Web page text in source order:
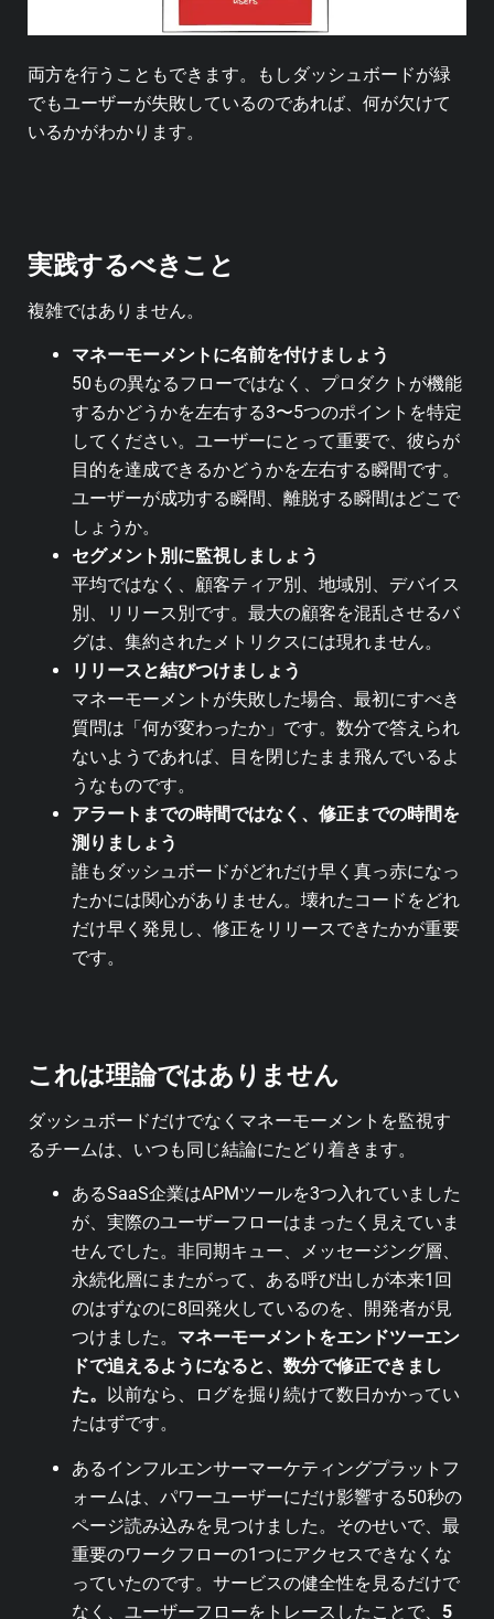
両方を行うこともできます。もしダッシュボードが緑
でもユーザーが失敗しているのであれば、何が欠けて
いるかがわかります。
実践するべきこと
複雑ではありません。
マネーモーメントに名前を付けましょう
50もの異なるフローではなく、プロダクトが機能
するかどうかを左右する3〜5つのポイントを特定
してください。ユーザーにとって重要で、彼らが
目的を達成できるかどうかを左右する瞬間です。
ユーザーが成功する瞬間、離脱する瞬間はどこで
しょうか。
セグメント別に監視しましょう
平均ではなく、顧客ティア別、地域別、デバイス
別、リリース別です。最大の顧客を混乱させるバ
グは、集約されたメトリクスには現れません。
リリースと結びつけましょう
マネーモーメントが失敗した場合、最初にすべき
質問は「何が変わったか」です。数分で答えられ
ないようであれば、目を閉じたまま飛んでいるよ
うなものです。
アラートまでの時間ではなく、修正までの時間を
測りましょう
誰もダッシュボードがどれだけ早く真っ赤になっ
たかには関心がありません。壊れたコードをどれ
だけ早く発見し、修正をリリースできたかが重要
です。
これは理論ではありません
ダッシュボードだけでなくマネーモーメントを監視す
るチームは、いつも同じ結論にたどり着きます。
あるSaaS企業はAPMツールを3つ入れていました
が、実際のユーザーフローはまったく見えていま
せんでした。非同期キュー、メッセージング層、
永続化層にまたがって、ある呼び出しが本来1回
のはずなのに8回発火しているのを、開発者が見
つけました。 マネーモーメントをエンドツーエン
ドで追えるようになると、数分で修正できまし
た。 以前なら、ログを掘り続けて数日かかってい
たはずです。
あるインフルエンサーマーケティングプラットフ
ォームは、パワーユーザーにだけ影響する50秒の
ページ読み込みを見つけました。そのせいで、最
重要のワークフローの1つにアクセスできなくな
っていたのです。サービスの健全性を見るだけで
なく、ユーザーフローをトレースしたことで、 5